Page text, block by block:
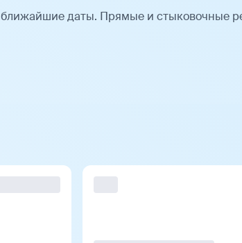
даты. Прямые и стыковочные